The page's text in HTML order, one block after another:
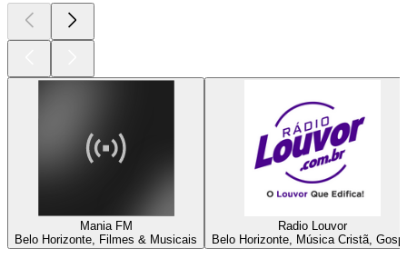
Mania FM
Belo Horizonte, Filmes & Musicais
Radio Louvor
Belo Horizonte, Música Cristã,